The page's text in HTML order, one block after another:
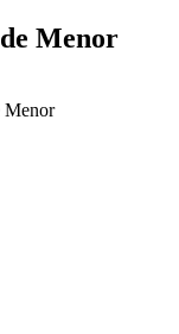
Menor
Menor